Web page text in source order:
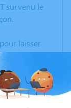
survenu le
laisser
une
des
lieu
de Jacques